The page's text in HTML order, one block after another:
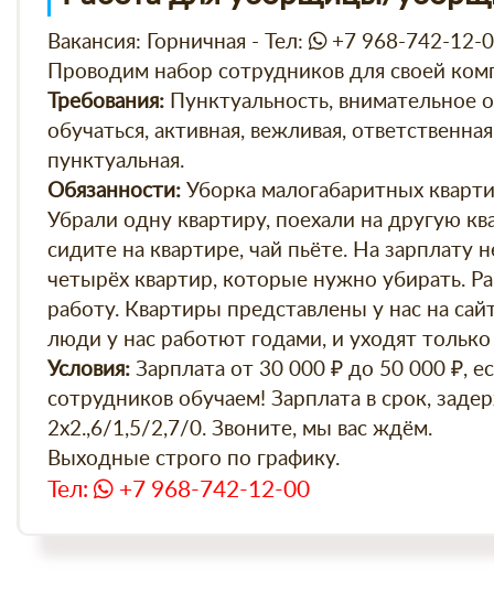
Вакансия: Горничная - Тел:
+7 968-742-12-
Проводим набор сотрудников для своей
Требования: Пунктуальность,
обучаться, активная, вежливая,
пунктуальная.
Обязанности: Уборка малогабаритных
Убрали одну квартиру, поехали на другую
сидите на квартире, чай пьёте. На зарплату
четырёх квартир, которые нужно убирать.
работу. Квартиры представлены у нас на
люди у нас работют годами, и уходят
Условия: Зарплата от 30 000 ₽ до 50 000 ₽,
сотрудников обучаем! Зарплата в срок,
2х2.,6/1,5/2,7/0. Звоните, мы вас ждём.
Выходные строго по графику.
Тел: +7 968-742-12-00